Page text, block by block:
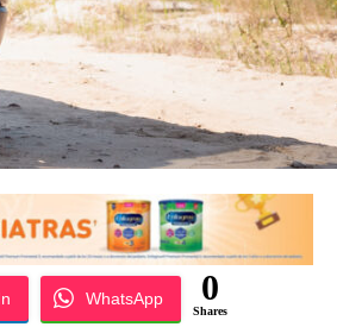
WhatsApp 0
Shares